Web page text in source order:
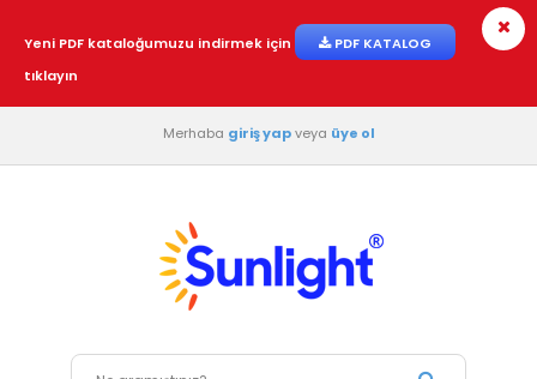
Yeni PDF kataloğumuzu indirmek için
PDF KATALOG
tıklayın
Merhaba giriş yapveya üye ol